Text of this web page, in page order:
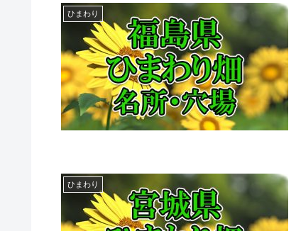
ひまわり
ひまわり